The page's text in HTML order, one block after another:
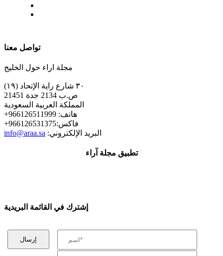
تواصل معنا
مجلة اراء حول الخليج
٣٠ شارع راية الإتحاد (١٩)
ص.ب 2134 جدة 21451
المملكة العربية السعودية
+هاتف: 966126511999
+فاكس:966126531375
info@araa.sa :البريد الإلكتروني
تطبيق مجلة آراء
إشترك في القائمة البريدية